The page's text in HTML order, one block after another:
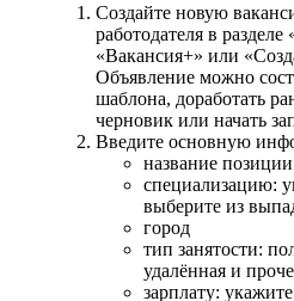
Создайте новую
работодателя в
«Вакансия+» или
Объявление можно
шаблона, доработать
черновик или начать
Введите основную
название позиции
специализацию:
выберите из
город
тип занятости:
удалённая и
зарплату: